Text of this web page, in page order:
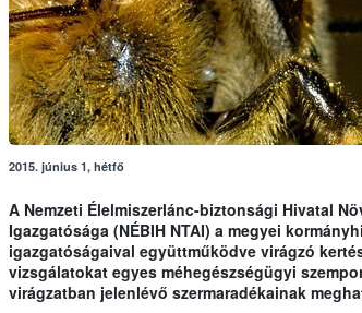
2015. június 1, hétfő
A Nemzeti Élelmiszerlánc-biztonsági Hivatal
Igazgatósága (NÉBIH NTAI) a megyei
igazgatóságaival együttműködve virágzó
vizsgálatokat egyes méhegészségügyi
virágzatban jelenlévő szermaradékainak